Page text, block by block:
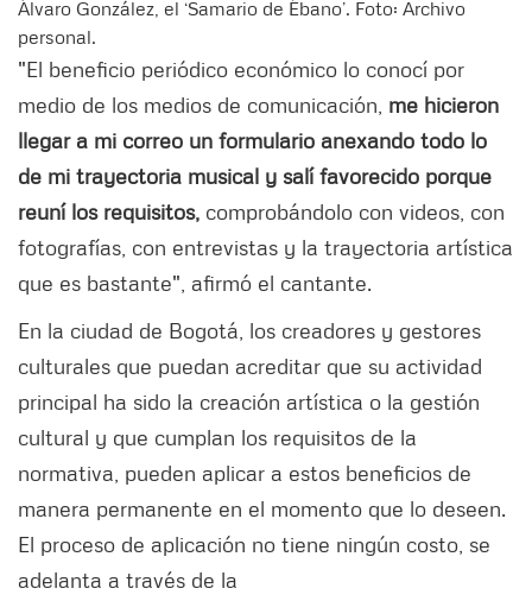
Álvaro González, el ‘Samario de Ébano’. Foto: Archivo
personal.
"El beneficio periódico económico lo conocí por
medio de los medios de comunicación, me hicieron
llegar a mi correo un formulario anexando todo lo
de mi trayectoria musical y salí favorecido porque
reuní los requisitos, comprobándolo con videos, con
fotografías, con entrevistas y la trayectoria artística
que es bastante", afirmó el cantante.
En la ciudad de Bogotá, los creadores y gestores
culturales que puedan acreditar que su actividad
principal ha sido la creación artística o la gestión
cultural y que cumplan los requisitos de la
normativa, pueden aplicar a estos beneficios de
manera permanente en el momento que lo deseen.
El proceso de aplicación no tiene ningún costo, se
adelanta a través de la